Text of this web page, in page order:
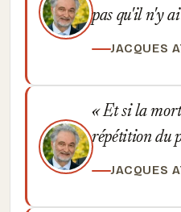
pas qu'il n'y
JACQUES
Et si la
répétition du
JACQUES